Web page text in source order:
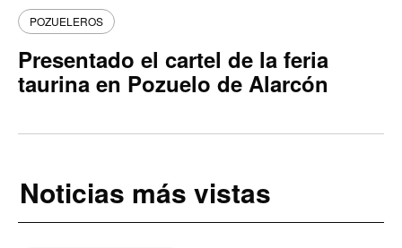
POZUELEROS
Presentado el cartel de la feria
taurina en Pozuelo de Alarcón
Noticias más vistas